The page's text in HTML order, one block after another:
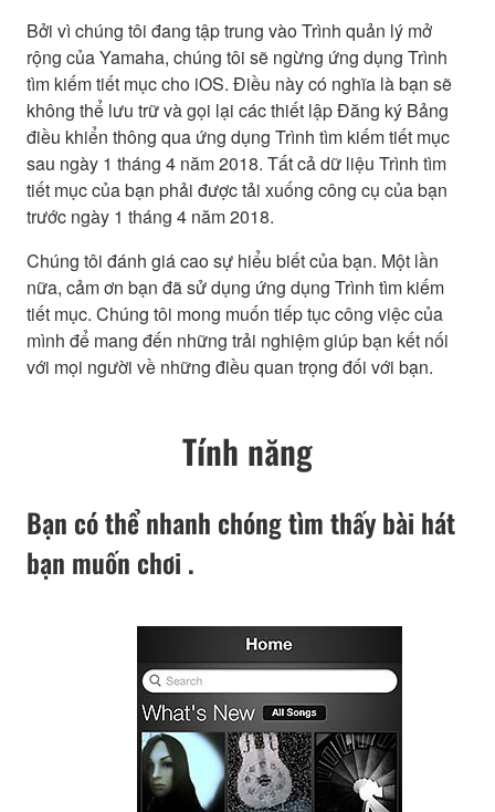
Bởi vì chúng tôi đang tập trung vào Trình quản lý mở
rộng của Yamaha, chúng tôi sẽ ngừng ứng dụng Trình
tìm kiếm tiết mục cho iOS. Điều này có nghĩa là bạn sẽ
không thể lưu trữ và gọi lại các thiết lập Đăng ký Bảng
điều khiển thông qua ứng dụng Trình tìm kiếm tiết mục
sau ngày 1 tháng 4 năm 2018. Tất cả dữ liệu Trình tìm
tiết mục của bạn phải được tải xuống công cụ của bạn
trước ngày 1 tháng 4 năm 2018.
Chúng tôi đánh giá cao sự hiểu biết của bạn. Một lần
nữa, cảm ơn bạn đã sử dụng ứng dụng Trình tìm kiếm
tiết mục. Chúng tôi mong muốn tiếp tục công việc của
mình để mang đến những trải nghiệm giúp bạn kết nối
với mọi người về những điều quan trọng đối với bạn.
Tính năng
Bạn có thể nhanh chóng tìm thấy bài hát
bạn muốn chơi .